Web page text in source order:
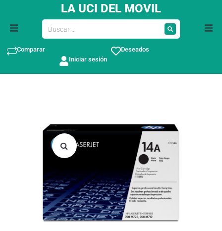
LA UCI DEL MOVIL
Comparar
Deseados
Iniciar sesión